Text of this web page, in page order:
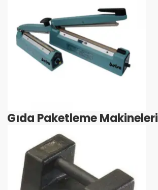
Gıda Paketleme Makineleri
İncele